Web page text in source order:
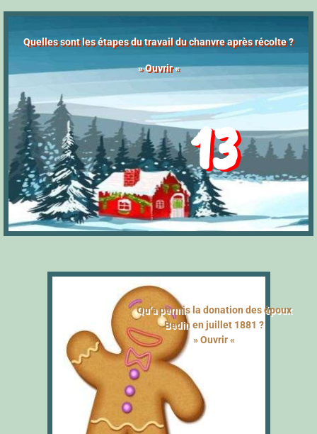
13
Quelles sont les étapes du travail du chanvre après récolte ?
» Ouvrir «
Qu’a permis la donation des époux
Bedin en juillet 1881 ?
» Ouvrir «